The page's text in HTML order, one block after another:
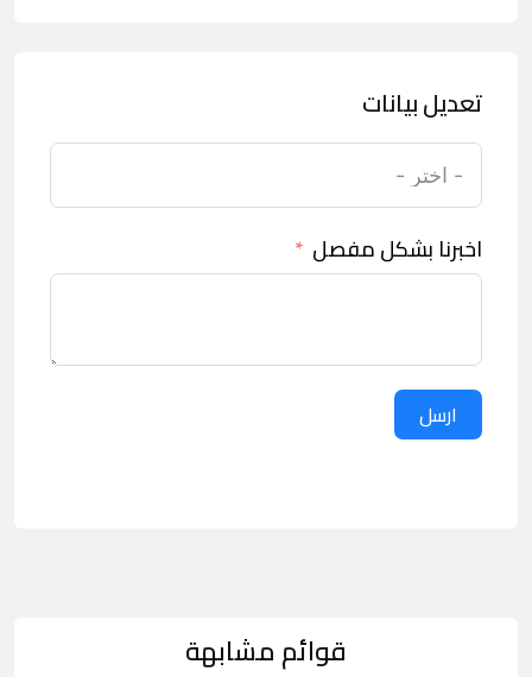
تعديل بيانات
اخبرنا بشكل مفصل
ارسل
قوائم مشابهة